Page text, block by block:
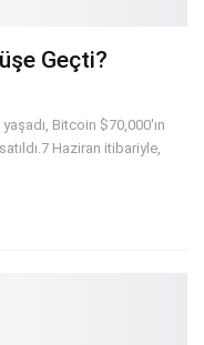
Geçti?
Bitcoin $70,000'ın
Haziran itibariyle,